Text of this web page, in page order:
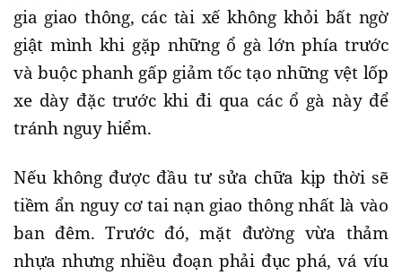
gia giao thông, các tài xế không khỏi bất ngờ
giật mình khi gặp những ổ gà lớn phía trước
và buộc phanh gấp giảm tốc tạo những vệt lốp
xe dày đặc trước khi đi qua các ổ gà này để
tránh nguy hiểm.
Nếu không được đầu tư sửa chữa kịp thời sẽ
tiềm ẩn nguy cơ tai nạn giao thông nhất là vào
ban đêm. Trước đó, mặt đường vừa thảm
nhựa nhưng nhiều đoạn phải đục phá, vá víu